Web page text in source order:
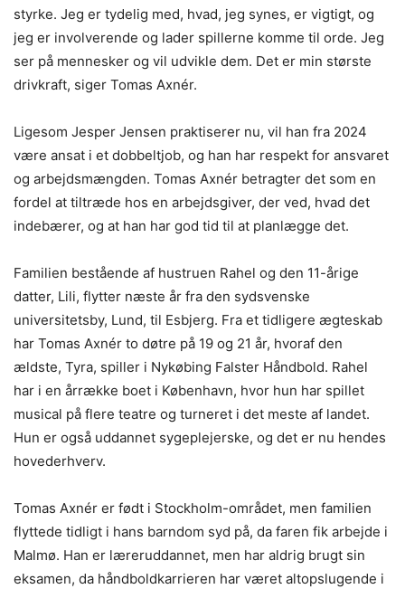
styrke. Jeg er tydelig med, hvad, jeg synes, er vigtigt, og
jeg er involverende og lader spillerne komme til orde. Jeg
ser på mennesker og vil udvikle dem. Det er min største
drivkraft, siger Tomas Axnér.
Ligesom Jesper Jensen praktiserer nu, vil han fra 2024
være ansat i et dobbeltjob, og han har respekt for ansvaret
og arbejdsmængden. Tomas Axnér betragter det som en
fordel at tiltræde hos en arbejdsgiver, der ved, hvad det
indebærer, og at han har god tid til at planlægge det.
Familien bestående af hustruen Rahel og den 11-årige
datter, Lili, flytter næste år fra den sydsvenske
universitetsby, Lund, til Esbjerg. Fra et tidligere ægteskab
har Tomas Axnér to døtre på 19 og 21 år, hvoraf den
ældste, Tyra, spiller i Nykøbing Falster Håndbold. Rahel
har i en årrække boet i København, hvor hun har spillet
musical på flere teatre og turneret i det meste af landet.
Hun er også uddannet sygeplejerske, og det er nu hendes
hovederhverv.
Tomas Axnér er født i Stockholm-området, men familien
flyttede tidligt i hans barndom syd på, da faren fik arbejde i
Malmø. Han er læreruddannet, men har aldrig brugt sin
eksamen, da håndboldkarrieren har været altopslugende i